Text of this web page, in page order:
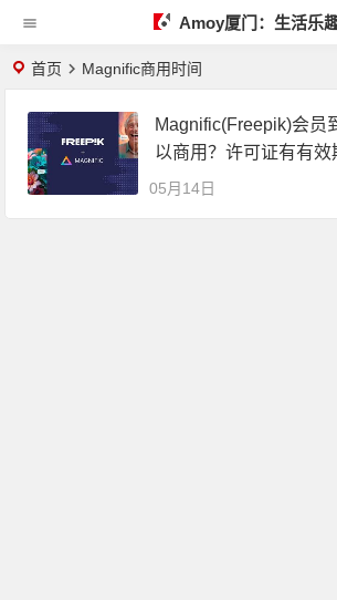
Amoy厦门：生活乐
首页 Magnific商用时间
Magnific(Freepik)会员
以商用？许可证有有效
05月14日